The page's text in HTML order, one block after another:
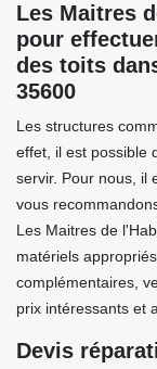
Les Maitres
pour
des toits
35600
Les structures
effet, il est possible
servir. Pour nous, il
vous
Les Maitres de
matériels
complémentaires,
prix intéressants et
Devis